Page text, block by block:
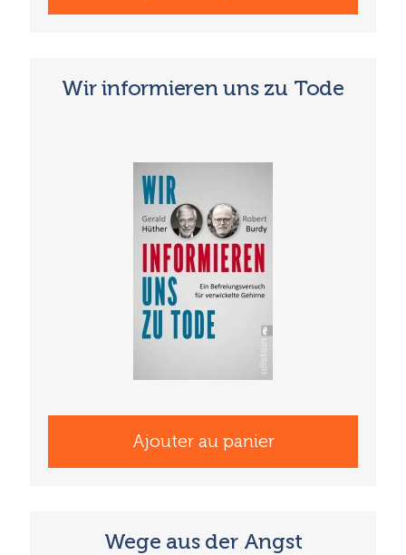
Wir informieren uns zu Tode
Ajouter au panier
Wege aus der Angst